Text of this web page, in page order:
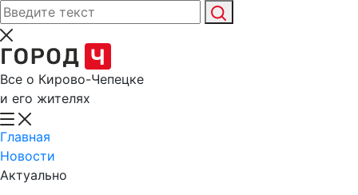
Все о Кирово-Чепецке
и его жителях
Главная
Новости
Актуально